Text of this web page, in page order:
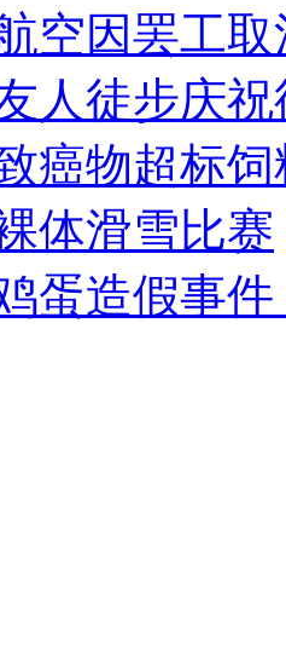
凌主义
面不公正
空因罢工取
人徒步庆
癌物超标
体滑雪比赛
蛋造假事